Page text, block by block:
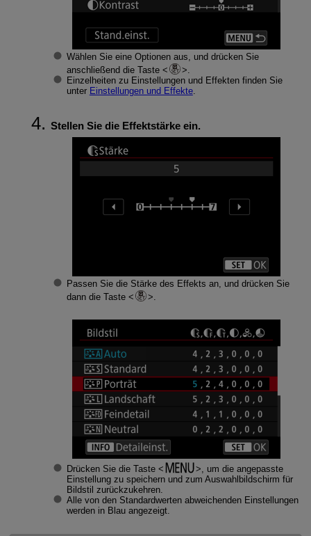
Wählen Sie eine Optionen aus, und drücken Sie
anschließend die Taste
Einzelheiten zu Einstellungen und Effekten finden Sie
unter Einstellungen und Effekte.
Stellen Sie die Effektstärke ein.
Passen Sie die Stärke des Effekts an, und drücken Sie
dann die Taste
Drücken Sie die Taste
, um die angepasste
Einstellung zu speichern und zum Auswahlbildschirm für
Bildstil zurückzukehren.
Alle von den Standardwerten abweichenden Einstellungen
werden in Blau angezeigt.